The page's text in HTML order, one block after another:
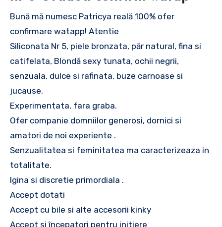
Bună mă numesc Patricya reală 100% ofer
confirmare watapp! Atentie
Siliconata Nr 5, piele bronzata, păr natural, fina si
catifelata, Blondă sexy tunata, ochii negrii,
senzuala, dulce si rafinata, buze carnoase si
jucause.
Experimentata, fara graba.
Ofer companie domniilor generosi, dornici si
amatori de noi experiente .
Senzualitatea si feminitatea ma caracterizeaza in
totalitate.
Igina si discretie primordiala .
Accept dotati
Accept cu bile si alte accesorii kinky
Accept si începatori pentru initiere